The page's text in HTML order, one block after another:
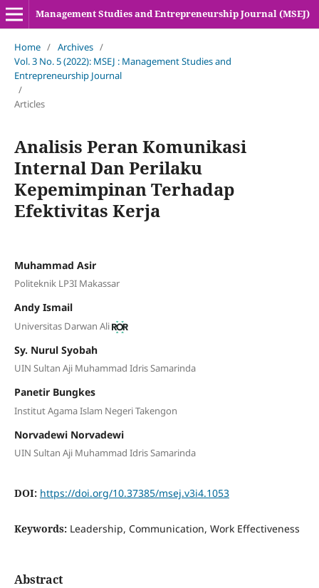
Management Studies and Entrepreneurship Journal (MSEJ)
Home / Archives /
Vol. 3 No. 5 (2022): MSEJ : Management Studies and
Entrepreneurship Journal
/
Articles
Analisis Peran Komunikasi
Internal Dan Perilaku
Kepemimpinan Terhadap
Efektivitas Kerja
Muhammad Asir
Politeknik LP3I Makassar
Andy Ismail
Universitas Darwan Ali
Sy. Nurul Syobah
UIN Sultan Aji Muhammad Idris Samarinda
Panetir Bungkes
Institut Agama Islam Negeri Takengon
Norvadewi Norvadewi
UIN Sultan Aji Muhammad Idris Samarinda
DOI: https://doi.org/10.37385/msej.v3i4.1053
Keywords: Leadership, Communication, Work Effectiveness
Abstract